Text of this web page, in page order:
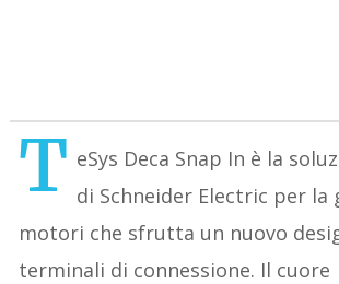
T eSys Deca Snap In è la
di Schneider Electric per la
motori che sfrutta un nuovo
terminali di connessione. Il cuore